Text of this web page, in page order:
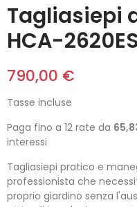
Tagliasiepi
HCA-
790,00 €
Tasse incluse
Paga fino a 12 rate da
interessi
Tagliasiepi pratico e
professionista che
proprio giardino senza